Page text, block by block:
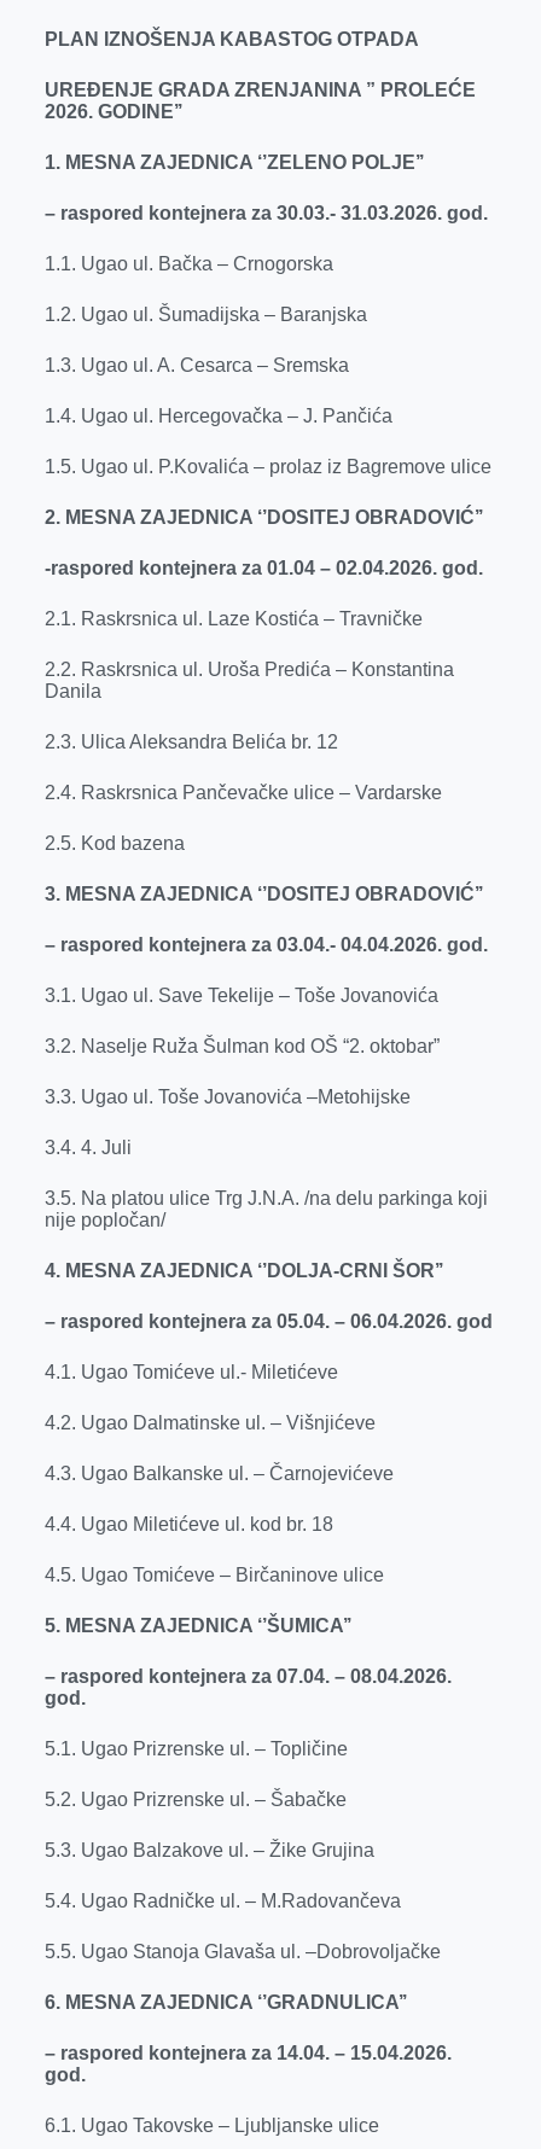
PLAN IZNOŠENJA KABASTOG OTPADA
UREĐENJE GRADA ZRENJANINA ” PROLEĆE
2026. GODINE’’
1. MESNA ZAJEDNICA ‘’ZELENO POLJE’’
– raspored kontejnera za 30.03.- 31.03.2026. god.
1.1. Ugao ul. Bačka – Crnogorska
1.2. Ugao ul. Šumadijska – Baranjska
1.3. Ugao ul. A. Cesarca – Sremska
1.4. Ugao ul. Hercegovačka – J. Pančića
1.5. Ugao ul. P.Kovalića – prolaz iz Bagremove ulice
2. MESNA ZAJEDNICA ‘’DOSITEJ OBRADOVIĆ’’
-raspored kontejnera za 01.04 – 02.04.2026. god.
2.1. Raskrsnica ul. Laze Kostića – Travničke
2.2. Raskrsnica ul. Uroša Predića – Konstantina
Danila
2.3. Ulica Aleksandra Belića br. 12
2.4. Raskrsnica Pančevačke ulice – Vardarske
2.5. Kod bazena
3. MESNA ZAJEDNICA ‘’DOSITEJ OBRADOVIĆ’’
– raspored kontejnera za 03.04.- 04.04.2026. god.
3.1. Ugao ul. Save Tekelije – Toše Jovanovića
3.2. Naselje Ruža Šulman kod OŠ “2. oktobar”
3.3. Ugao ul. Toše Jovanovića –Metohijske
3.4. 4. Juli
3.5. Na platou ulice Trg J.N.A. /na delu parkinga koji
nije popločan/
4. MESNA ZAJEDNICA ‘’DOLJA-CRNI ŠOR’’
– raspored kontejnera za 05.04. – 06.04.2026. god
4.1. Ugao Tomićeve ul.- Miletićeve
4.2. Ugao Dalmatinske ul. – Višnjićeve
4.3. Ugao Balkanske ul. – Čarnojevićeve
4.4. Ugao Miletićeve ul. kod br. 18
4.5. Ugao Tomićeve – Birčaninove ulice
5. MESNA ZAJEDNICA ‘’ŠUMICA’’
– raspored kontejnera za 07.04. – 08.04.2026.
god.
5.1. Ugao Prizrenske ul. – Topličine
5.2. Ugao Prizrenske ul. – Šabačke
5.3. Ugao Balzakove ul. – Žike Grujina
5.4. Ugao Radničke ul. – M.Radovančeva
5.5. Ugao Stanoja Glavaša ul. –Dobrovoljačke
6. MESNA ZAJEDNICA ‘’GRADNULICA’’
– raspored kontejnera za 14.04. – 15.04.2026.
god.
6.1. Ugao Takovske – Ljubljanske ulice